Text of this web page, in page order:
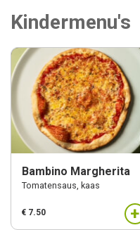
Kindermenu's
Bambino Margherita
Tomatensaus, kaas
€ 7.50 +